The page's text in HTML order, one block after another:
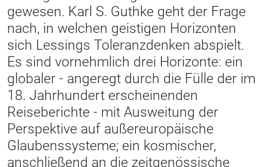
gewesen. Karl S. Guthke geht der Frage
nach, in welchen geistigen Horizonten
sich Lessings Toleranzdenken abspielt.
Es sind vornehmlich drei Horizonte: ein
globaler - angeregt durch die Fülle der im
18. Jahrhundert erscheinenden
Reiseberichte - mit Ausweitung der
Perspektive auf außereuropäische
Glaubenssysteme; ein kosmischer,
anschließend an die zeitgenössische